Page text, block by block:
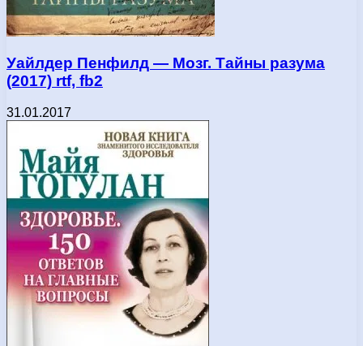
Уайлдер Пенфилд — Мозг. Тайны разума
(2017) rtf, fb2
31.01.2017